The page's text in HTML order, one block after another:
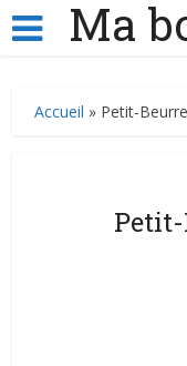
Ma
Accueil » Petit-